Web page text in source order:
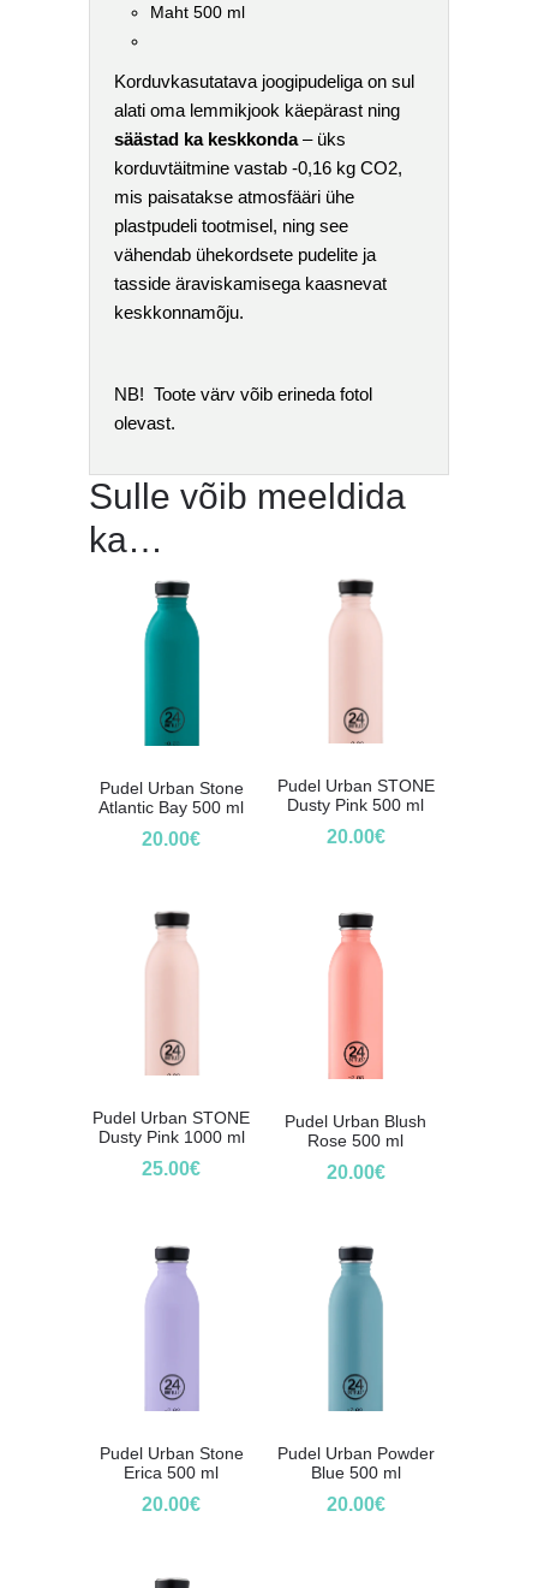
Maht 500 ml
Korduvkasutatava joogipudeliga on sul
alati oma lemmikjook käepärast ning
säästad ka keskkonda– üks
korduvtäitmine vastab -0,16 kg CO2,
mis paisatakse atmosfääri ühe
plastpudeli tootmisel, ning see
vähendab ühekordsete pudelite ja
tasside äraviskamisega kaasnevat
keskkonnamõju.
NB! Toote värv võib erineda fotol
olevast.
Sulle võib meeldida
ka…
Pudel Urban Stone
Atlantic Bay 500 ml
20.00€
Pudel Urban STONE
Dusty Pink 500 ml
20.00€
Pudel Urban STONE
Dusty Pink 1000 ml
25.00€
Pudel Urban Blush
Rose 500 ml
20.00€
Pudel Urban Stone
Erica 500 ml
20.00€
Pudel Urban Powder
Blue 500 ml
20.00€